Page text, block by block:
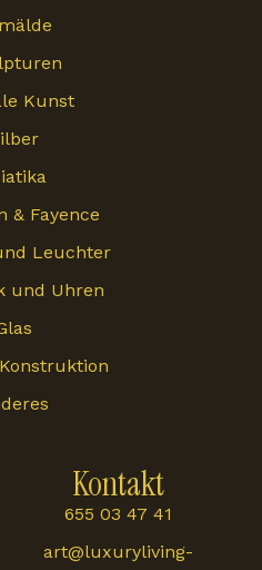
Kontakt
655 03 47 41
art@luxuryliving-
Kunst
& Fayence
Leuchter
und Uhren